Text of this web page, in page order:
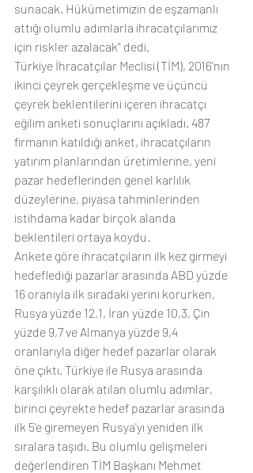
sunacak. Hükümetimizin de eşzamanlı
attığı olumlu adımlarla ihracatçılarımız
için riskler azalacak” dedi.
Türkiye İhracatçılar Meclisi (TİM), 2016'nın
ikinci çeyrek gerçekleşme ve üçüncü
çeyrek beklentilerini içeren ihracatçı
eğilim anketi sonuçlarını açıkladı. 487
firmanın katıldığı anket, ihracatçıların
yatırım planlarından üretimlerine, yeni
pazar hedeflerinden genel karlılık
düzeylerine, piyasa tahminlerinden
istihdama kadar birçok alanda
beklentileri ortaya koydu.
Ankete göre ihracatçıların ilk kez girmeyi
hedeflediği pazarlar arasında ABD yüzde
16 oranıyla ilk sıradaki yerini korurken,
Rusya yüzde 12,1, İran yüzde 10,3, Çin
yüzde 9,7 ve Almanya yüzde 9,4
oranlarıyla diğer hedef pazarlar olarak
öne çıktı. Türkiye ile Rusya arasında
karşılıklı olarak atılan olumlu adımlar,
birinci çeyrekte hedef pazarlar arasında
ilk 5'e giremeyen Rusya'yı yeniden ilk
sıralara taşıdı. Bu olumlu gelişmeleri
değerlendiren TİM Başkanı Mehmet